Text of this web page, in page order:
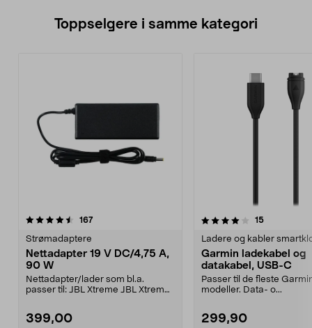
Toppselgere i samme kategori
167anmeldelser
Strømadaptere
Nettadapter 19 V DC/4,75 A,
90 W
Nettadapter/lader som bl.a.
passer til: JBL Xtreme JBL Xtreme
399,00
4.0 av 5 stjerner 15anmeldelser
Ladere og kabler
Garmin ladekabel og
datakabel, USB-C
Passer til de fleste
modeller. Data- o...
299,90
4.5 av 5 stjerner